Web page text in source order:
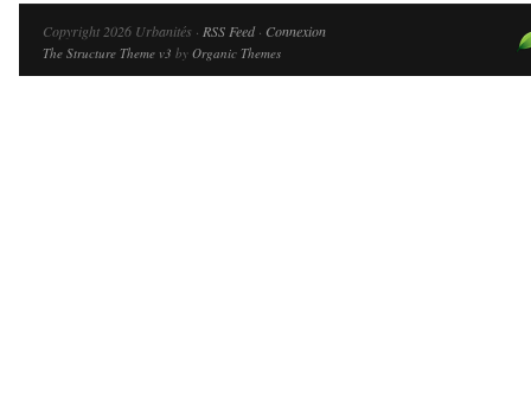
Copyright 2026 Urbanités · RSS Feed· Connexion
The Structure Theme v3 by Organic Themes